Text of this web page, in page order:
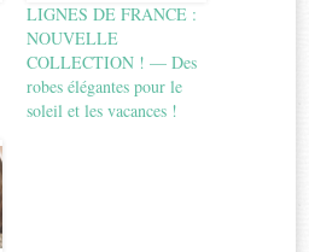
LIGNES DE FRANCE :
NOUVELLE
COLLECTION ! — Des
robes élégantes pour le
soleil et les vacances !